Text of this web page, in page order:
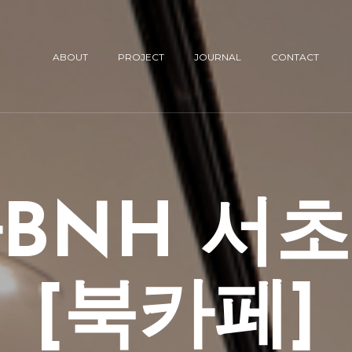
ABOUT PROJECT JOURNAL CONTACT
서
[북카페]